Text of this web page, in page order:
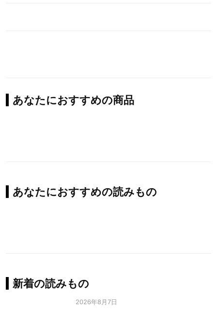
あなたにおすすめの商品
あなたにおすすめの読みもの
新着の読みもの
2026年8月7日